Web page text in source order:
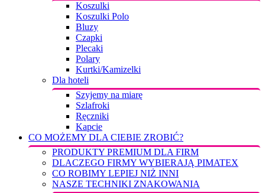
Koszulki
Koszulki Polo
Bluzy
Czapki
Plecaki
Polary
Kurtki/Kamizelki
Dla hoteli
Szyjemy na miarę
Szlafroki
Ręczniki
Kapcie
CO MOŻEMY DLA CIEBIE ZROBIĆ?
PRODUKTY PREMIUM DLA FIRM
DLACZEGO FIRMY WYBIERAJĄ PIMATEX
CO ROBIMY LEPIEJ NIŻ INNI
NASZE TECHNIKI ZNAKOWANIA